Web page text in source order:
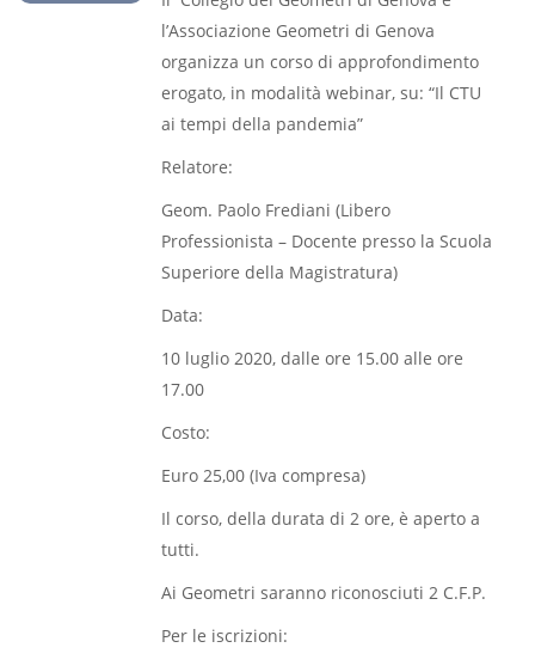
l’Associazione Geometri di Genova
organizza un corso di approfondimento
erogato, in modalità webinar, su: “Il CTU
ai tempi della pandemia”
Relatore:
Geom. Paolo Frediani (Libero
Professionista – Docente presso la Scuola
Superiore della Magistratura)
Data:
10 luglio 2020, dalle ore 15.00 alle ore
17.00
Costo:
Euro 25,00 (Iva compresa)
Il corso, della durata di 2 ore, è aperto a
tutti.
Ai Geometri saranno riconosciuti 2 C.F.P.
Per le iscrizioni: